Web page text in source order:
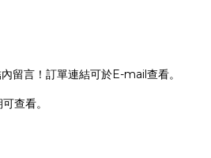
留言！訂單連結可於E-mail查看。
查看。